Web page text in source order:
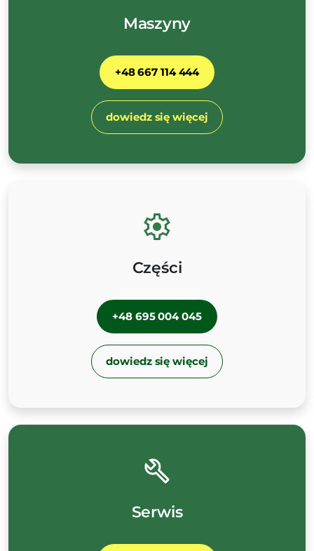
Maszyny
+48 667 114 444
dowiedz się więcej
Części
+48 695 004 045
dowiedz się więcej
Serwis